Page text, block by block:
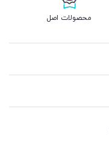
محصولات اصل